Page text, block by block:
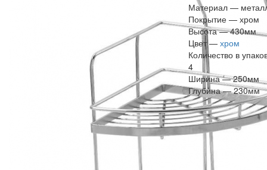
Материал —
Покрытие — хром
Высота —430мм
Цвет — хром
Количество в
4
Ширина —250мм
Глубина —230мм